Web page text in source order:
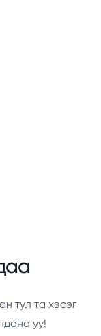
тул та хэсэг
уу!